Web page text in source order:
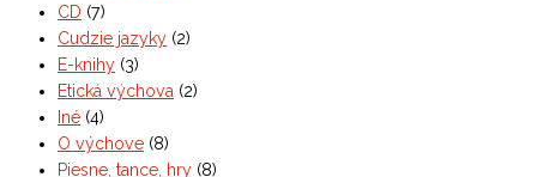
CD (7)
Cudzie jazyky (2)
E-knihy (3)
Etická výchova (2)
Iné (4)
O výchove (8)
Piesne, tance, hry (8)